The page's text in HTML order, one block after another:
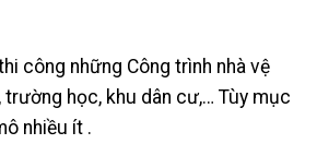
công những Công trình nhà vệ
trường học, khu dân cư,… Tùy mục
nhiều ít .